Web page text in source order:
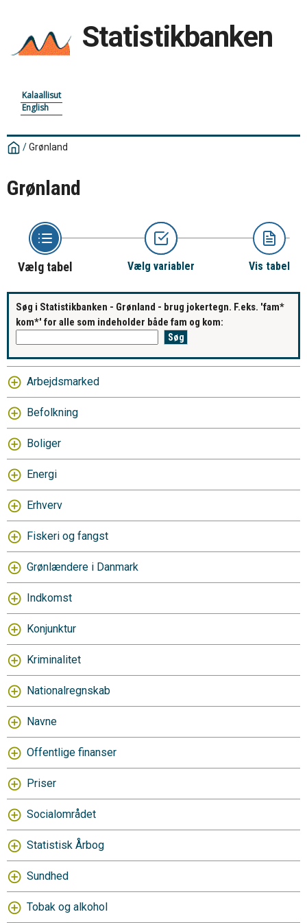
Statistikbanken
Kalaallisut
English
/Grønland
Grønland
Vælg tabel Vælg variabler Vis tabel
Søg i Statistikbanken - Grønland - brug jokertegn. F.eks. 'fam*
kom*' for alle som indeholder både fam og kom:
Arbejdsmarked
Befolkning
Boliger
Energi
Erhverv
Fiskeri og fangst
Grønlændere i Danmark
Indkomst
Konjunktur
Kriminalitet
Nationalregnskab
Navne
Offentlige finanser
Priser
Socialområdet
Statistisk Årbog
Sundhed
Tobak og alkohol